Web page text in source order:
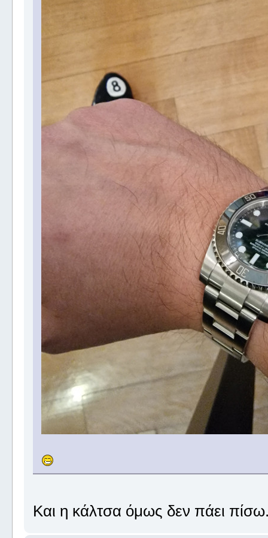
Και η κάλτσα όμως δεν πάει